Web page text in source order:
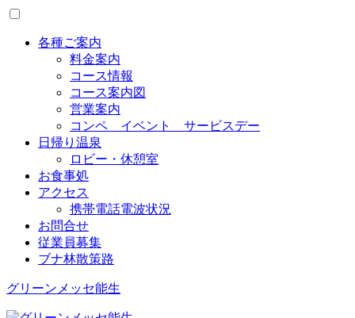
各種ご案内
料金案内
コース情報
コース案内図
営業案内
コンペ イベント サービスデー
日帰り温泉
ロビー・休憩室
お食事処
アクセス
携帯電話電波状況
お問合せ
従業員募集
ブナ林散策路
グリーンメッセ能生